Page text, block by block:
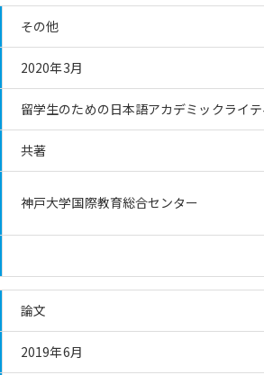
その他
2020年3月
留学生のための日本語アカデミックライ
共著
神戸大学国際教育総合センター
論文
2019年6月